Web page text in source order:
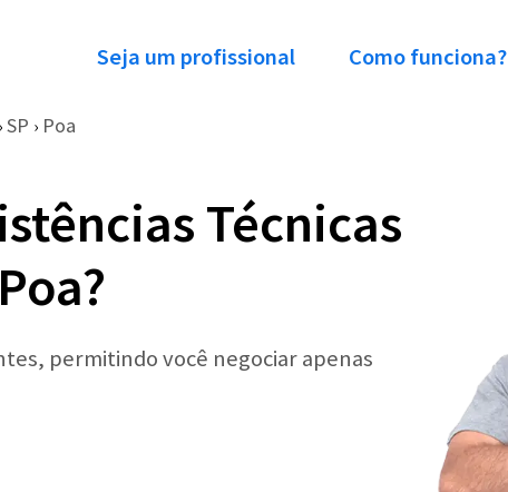
Seja um profissional Como funciona?
› SP › Poa
Técnicas
permitindo você negociar apenas